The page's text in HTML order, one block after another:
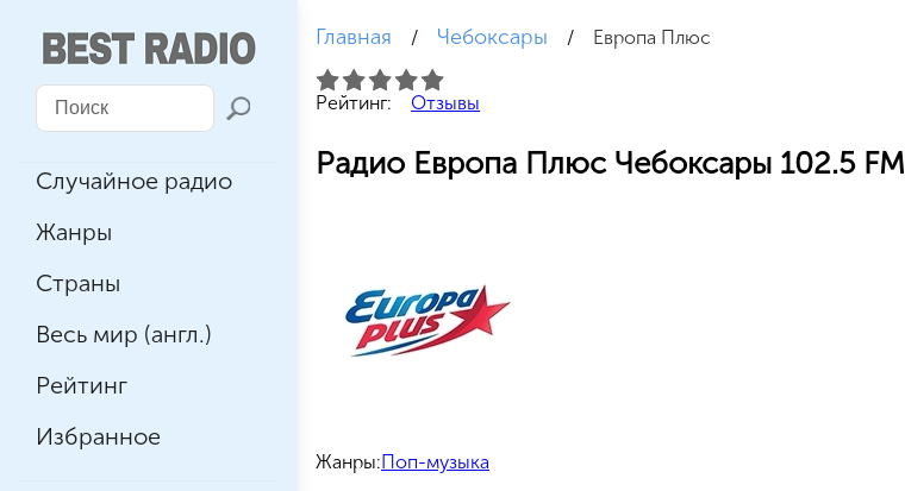
Случайное радио
Жанры
Страны
Весь мир (англ.)
Рейтинг
Избранное
Главная / Чебоксары / Европа Плюс
Рейтинг: Отзывы
Радио Европа Плюс Чебоксары 102.5 FM
Жанры:Поп-музыка